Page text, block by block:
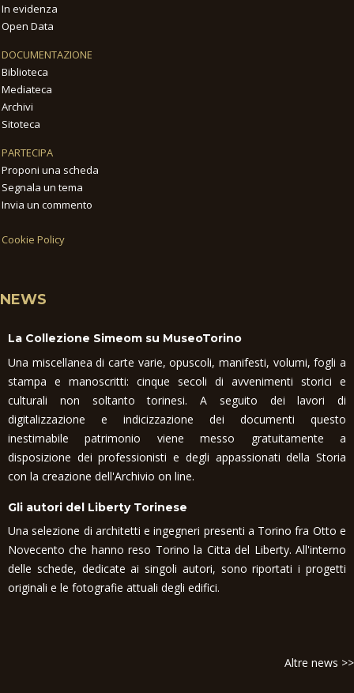
In evidenza
Open Data
DOCUMENTAZIONE
Biblioteca
Mediateca
Archivi
Sitoteca
PARTECIPA
Proponi una scheda
Segnala un tema
Invia un commento
Cookie Policy
NEWS
La Collezione Simeom su MuseoTorino
Una miscellanea di carte varie, opuscoli, manifesti, volumi, fogli a
stampa e manoscritti: cinque secoli di avvenimenti storici e
culturali non soltanto torinesi. A seguito dei lavori di
digitalizzazione e indicizzazione dei documenti questo
inestimabile patrimonio viene messo gratuitamente a
disposizione dei professionisti e degli appassionati della Storia
con la creazione dell'Archivio on line.
Gli autori del Liberty Torinese
Una selezione di architetti e ingegneri presenti a Torino fra Otto e
Novecento che hanno reso Torino la Citta del Liberty. All'interno
delle schede, dedicate ai singoli autori, sono riportati i progetti
originali e le fotografie attuali degli edifici.
Altre news >>